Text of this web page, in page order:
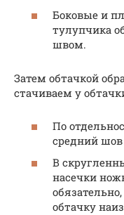
Боковые и
тулупчика
швом.
Затем обтачкой
стачиваем у
По
средний
В
насечки
обтачку